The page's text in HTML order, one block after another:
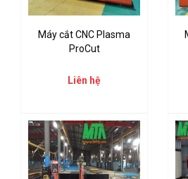
Máy cắt CNC Plasma
ProCut
Liên hệ